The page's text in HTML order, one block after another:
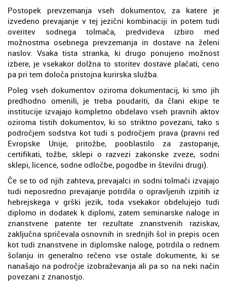
Postopek prevzemanja vseh dokumentov, za katere je
izvedeno prevajanje v tej jezični kombinaciji in potem tudi
overitev sodnega tolmača, predvideva izbiro med
možnostma osebnega prevzemanja in dostave na želeni
naslov. Vsaka tista stranka, ki drugo ponujeno možnost
izbere, je vsekakor dolžna to storitev dostave plačati, ceno
pa pri tem določa pristojna kurirska služba.
Poleg vseh dokumentov oziroma dokumentacij, ki smo jih
predhodno omenili, je treba poudariti, da člani ekipe te
institucije izvajajo kompletno obdelavo vseh pravnih aktov
oziroma tistih dokumentov, ki so striktno povezani, tako s
področjem sodstva kot tudi s področjem prava (pravni red
Evropske Unije, pritožbe, pooblastilo za zastopanje,
certifikati, tožbe, sklepi o razvezi zakonske zveze, sodni
sklepi, licence, sodne odločbe, pogodbe in številni drugi).
Če se to od njih zahteva, prevajalci in sodni tolmači izvajajo
tudi neposredno prevajanje potrdila o opravljenih izpitih iz
hebrejskega v grški jezik, toda vsekakor obdelujejo tudi
diplomo in dodatek k diplomi, zatem seminarske naloge in
znanstvene patente ter rezultate znanstvenih raziskav,
zaključna spričevala osnovnih in srednjih šol in prepis ocen
kot tudi znanstvene in diplomske naloge, potrdila o rednem
šolanju in generalno rečeno vse ostale dokumente, ki se
nanašajo na področje izobraževanja ali pa so na neki način
povezani z znanostjo.